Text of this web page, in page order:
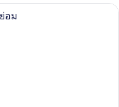
ก, เตียงคิงไซส์ 1 เตียง, วิวสวน
อม